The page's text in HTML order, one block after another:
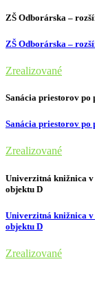
ZŠ Odborárska –
ZŠ Odborárska –
Zrealizované
Sanácia priestorov
Sanácia priestorov
Zrealizované
Univerzitná knižnica v
objektu D
Univerzitná knižnica v
objektu D
Zrealizované